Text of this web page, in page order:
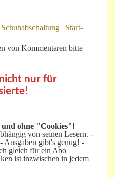
Schubabschaltung
Start-
von Kommentaren bitte
nur für
ohne "Cookies"!
von seinen Lesern. -
Ausgaben gibt's genug! -
gleich für ein Abo
ist inzwischen in jedem